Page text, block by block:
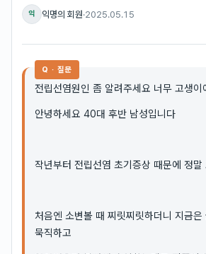
익 익명의 회원·2025.05.15
Q · 질문
전립선염원인 좀 알려주세요 너무 고생이
안녕하세요 40대 후반 남성입니다
작년부터 전립선염 초기증상 때문에 정말
처음엔 소변볼 때 찌릿찌릿하더니 지금은
묵직하고